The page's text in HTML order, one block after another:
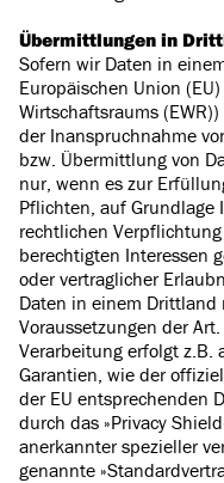
Übermittlungen in
Sofern wir Daten in
Europäischen Union
Wirtschaftsraums
der Inanspruchnahme
bzw. Übermittlung von
nur, wenn es zur
Pflichten, auf
rechtlichen
berechtigten Interessen
oder vertraglicher
Daten in einem Drittland
Voraussetzungen der
Verarbeitung erfolgt z.B.
Garantien, wie der
der EU entsprechenden
durch das »Privacy
anerkannter spezieller
genannte